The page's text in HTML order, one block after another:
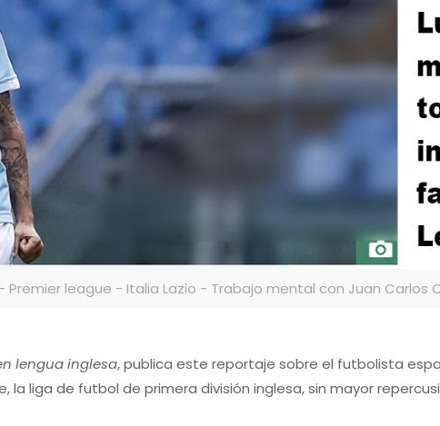
Premier league - Italia Lazio - Trabajo mental con Juan Carlos
lengua inglesa, publica este reportaje sobre el futbolista
la liga de futbol de primera división inglesa, sin mayor